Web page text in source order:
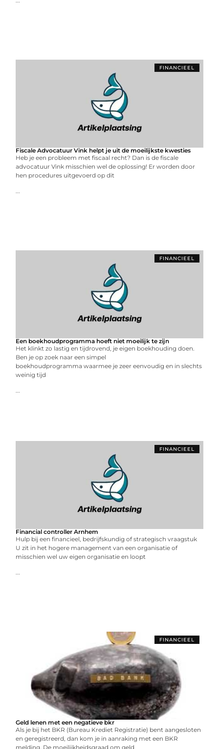
FINANCIEEL
Fiscale Advocatuur Vink helpt je uit de moeilijkste kwesties
Heb je een probleem met fiscaal recht? Dan is de fiscale
advocatuur Vink misschien wel de oplossing! Er worden door
hen procedures uitgevoerd op dit
...
FINANCIEEL
Een boekhoudprogramma hoeft niet moeilijk te zijn
Het klinkt zo lastig en tijdrovend, je eigen boekhouding doen.
Ben je op zoek naar een simpel
boekhoudprogramma waarmee je zeer eenvoudig en in slechts
weinig tijd
...
FINANCIEEL
Financial controller Arnhem
Hulp bij een financieel, bedrijfskundig of strategisch vraagstuk
U zit in het hogere management van een organisatie of
misschien wel uw eigen organisatie en loopt
...
FINANCIEEL
Geld lenen met een negatieve bkr
Als je bij het BKR (Bureau Krediet Registratie) bent aangesloten
en geregistreerd, dan kom je in aanraking met een BKR
melding. De moeilijkheidsgraad om geld